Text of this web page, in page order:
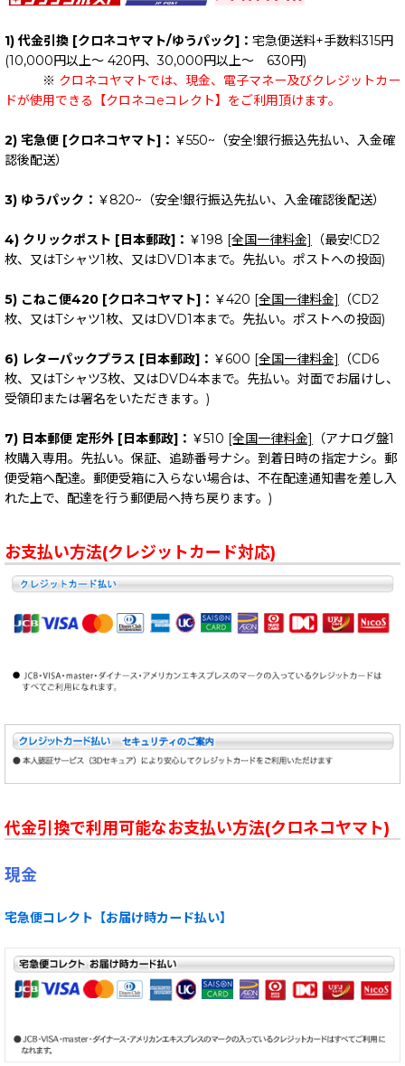
1) 代金引換 [クロネコヤマト/ゆうパック]： 宅急便送料+手数料315円
(10,000円以上～ 420円、30,000円以上～ 630円)
※ クロネコヤマトでは、現金、電子マネー及びクレジットカー
ドが使用できる【クロネコeコレクト】をご利用頂けます。
2) 宅急便 [クロネコヤマト]： ￥550~（安全!銀行振込先払い、入金確
認後配送）
3) ゆうパック： ￥820~（安全!銀行振込先払い、入金確認後配送）
4) クリックポスト [日本郵政]： ￥198 [全国一律料金]
（最安!CD2
枚、又はTシャツ1枚、又はDVD1本まで。先払い。ポストへの投函)
5) こねこ便420 [クロネコヤマト]： ￥420 [全国一律料金]
（CD2
枚、又はTシャツ1枚、又はDVD1本まで。先払い。ポストへの投函)
6) レターパックプラス [日本郵政]： ￥600 [全国一律料金]
（CD6
枚、又はTシャツ3枚、又はDVD4本まで。先払い。対面でお届けし、
受領印または署名をいただきます。)
7) 日本郵便 定形外 [日本郵政]： ￥510 [全国一律料金]
（アナログ盤1
枚購入専用。先払い。保証、追跡番号ナシ。到着日時の指定ナシ。郵
便受箱へ配達。郵便受箱に入らない場合は、不在配達通知書を差し入
れた上で、配達を行う郵便局へ持ち戻ります。)
お支払い方法(クレジットカード対応)
代金引換で利用可能なお支払い方法(クロネコヤマト)
現金
宅急便コレクト【お届け時カード払い】